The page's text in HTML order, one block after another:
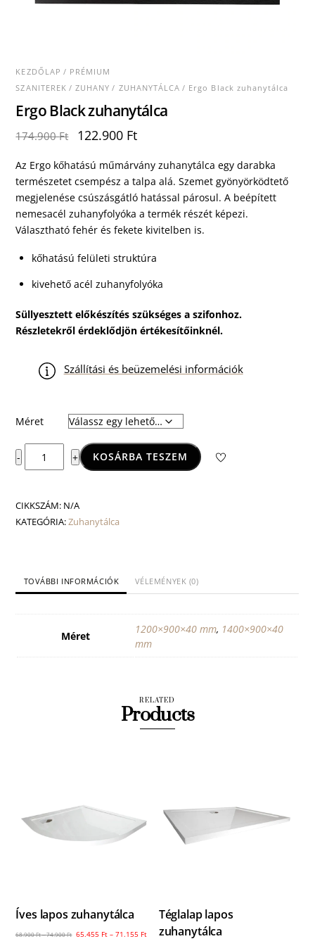
KEZDŐLAP / PRÉMIUM
SZANITEREK /ZUHANY / ZUHANYTÁLCA / Ergo Black zuhanytálca
Ergo Black zuhanytálca
174.900Ft
Original
was:
174.900 Ft.
122.900 FtCurrent
is:
122.900 Ft.
Az Ergo kőhatású műmárvány zuhanytálca egy darabka
természetet csempész a talpa alá. Szemet gyönyörködtető
megjelenése csúszásgátló hatással párosul. A beépített
nemesacél zuhanyfolyóka a termék részét képezi.
Választható fehér és fekete kivitelben is.
kőhatású felületi struktúra
kivehető acél zuhanyfolyóka
Süllyesztett előkészítés szükséges a szifonhoz.
Részletekről érdeklődjön értékesítőinknél.
Szállítási és beüzemelési információk
Méret
-
Ergo
Black
mennyiség
+ KOSÁRBA TESZEM
CIKKSZÁM: N/A
KATEGÓRIA:Zuhanytálca
TOVÁBBI INFORMÁCIÓK VÉLEMÉNYEK (0)
Méret
1200×900×40 mm, 1400×900×40
mm
RELATED
Products
Íves lapos zuhanytálca
68.900Ft–74.900Ft 65.455 Ft– 71.155 Ft
Téglalap lapos
zuhanytálca